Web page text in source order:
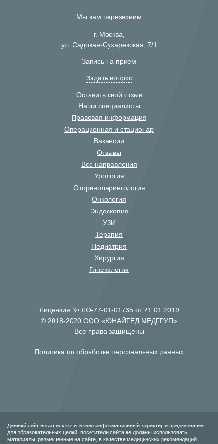
Мы вам перезвоним
г. Москва,
ул. Садовая-Сухаревская, 7/1
Запись на прием
Задать вопрос
Оставить свой отзыв
Наши специалисты
Правовая информация
Операционная и стационар
Вакансии
Отзывы
Все направления
Урология
Оториноларингология
Онкология
Эндоскопия
УЗИ
Терапия
Педиатрия
Хирургия
Гинекология
Лицензия № ЛО-77-01-01735 от 21.01.2019
© 2018-2020 ООО «ЮНАЙТЕД МЕДГРУП»
Все права защищены
Политика по обработке персональных данных
Данный сайт носит исключительно информационный характер и предназначен
для образовательных целей, посетители сайта не должны использовать
материалы, размещенные на сайте, в качестве медицинских рекомендаций.